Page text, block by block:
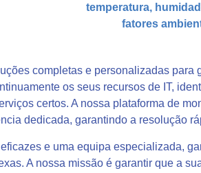
temperatura,
fatores
completas e personalizadas
os seus recursos de IT,
certos. A nossa plataforma de
dedicada, garantindo a resolução
e uma equipa especializada,
A nossa missão é garantir que a